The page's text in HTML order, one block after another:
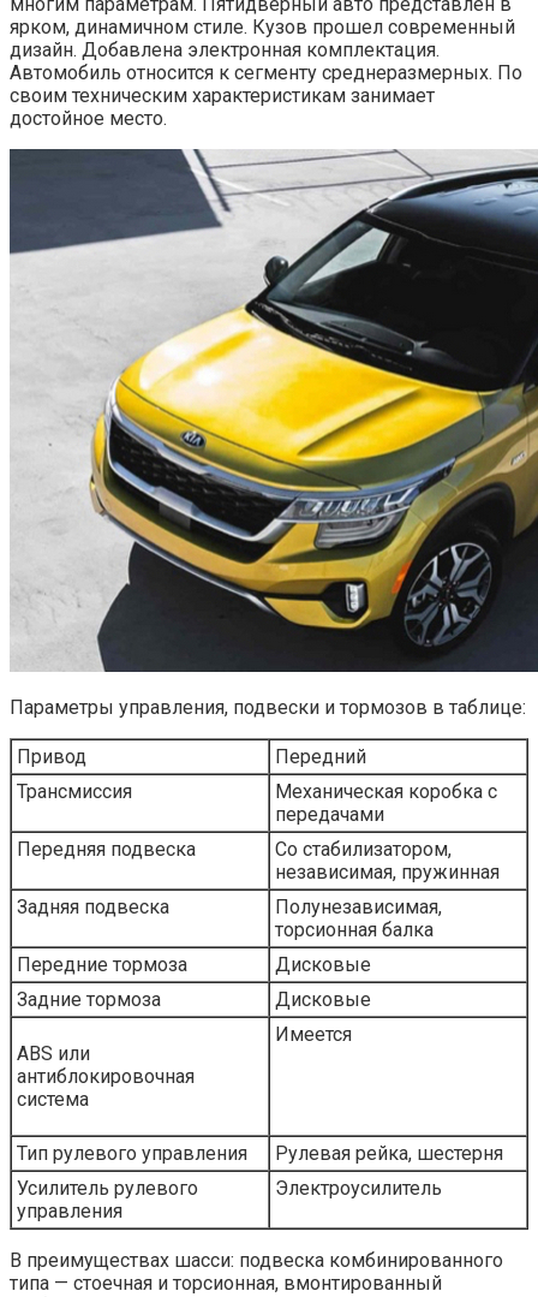
ярком, динамичном стиле. Кузов прошел современный
дизайн. Добавлена электронная комплектация.
Автомобиль относится к сегменту среднеразмерных. По
своим техническим характеристикам занимает
достойное место.
Параметры управления, подвески и тормозов в таблице:
Привод
Передний
Трансмиссия
Механическая коробка с
передачами
Передняя подвеска
Со стабилизатором,
независимая, пружинная
Задняя подвеска
Полунезависимая,
торсионная балка
Передние тормоза
Дисковые
Задние тормоза
Дисковые
ABS или
антиблокировочная
система
Имеется
Тип рулевого управления
Рулевая рейка, шестерня
Усилитель рулевого
управления
Электроусилитель
В преимуществах шасси: подвеска комбинированного
типа — стоечная и торсионная, вмонтированный